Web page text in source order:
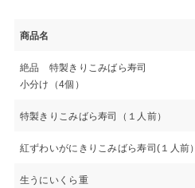
商品名
絶品 特製きりこみばら寿司
小分け（4個）
特製きりこみばら寿司（１人前）
紅ずわいがにきりこみばら寿司(１人前）
生うにいくら重